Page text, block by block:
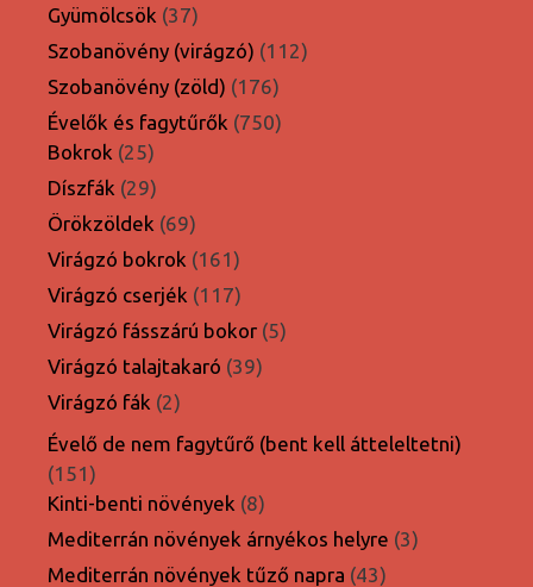
Gyümölcsök 3737
termék
Szobanövény (virágzó) 112112
Szobanövény (zöld) 176176
termék
Évelők és fagytűrők 750750
Bokrok 2525
termék
Díszfák 2929
termék
Örökzöldek 6969
termék
Virágzó bokrok 161161
termék
Virágzó cserjék 117117
termék
Virágzó fásszárú bokor 55
Virágzó talajtakaró 3939
Virágzó fák 22
termék
Évelő de nem fagytűrő (bent kell átteleltetni)
151151
termék
Kinti-benti növények 88
termék
Mediterrán növények árnyékos helyre 33
Mediterrán növények tűző napra 4343